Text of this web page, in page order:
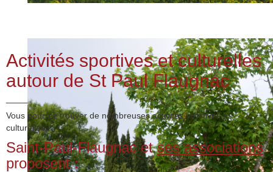
Activités sportives et culturelles
autour de St Paul Flaugnac
Vous pourrez trouver de nombreuses activités sportives et
culturelles.
Saint-Paul-Flaugnac etses associations
proposent :